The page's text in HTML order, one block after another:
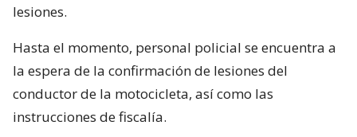
lesiones.
Hasta el momento, personal policial se encuentra a
la espera de la confirmación de lesiones del
conductor de la motocicleta, así como las
instrucciones de fiscalía.